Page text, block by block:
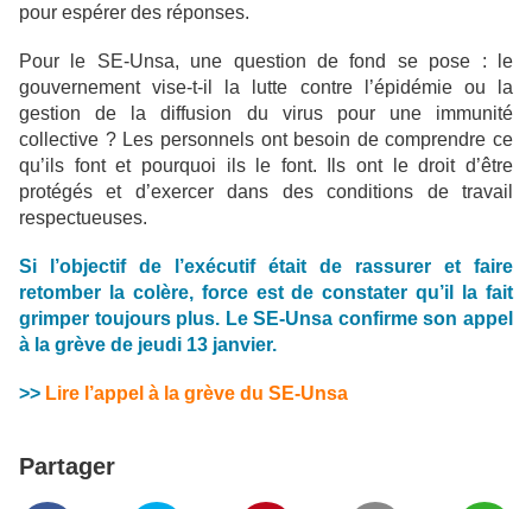
pour espérer des réponses.
Pour le SE-Unsa, une question de fond se pose : le
gouvernement vise-t-il la lutte contre l’épidémie ou la
gestion de la diffusion du virus pour une immunité
collective ? Les personnels ont besoin de comprendre ce
qu’ils font et pourquoi ils le font. Ils ont le droit d’être
protégés et d’exercer dans des conditions de travail
respectueuses.
Si l’objectif de l’exécutif était de rassurer et faire
retomber la colère, force est de constater qu’il la fait
grimper toujours plus. Le SE-Unsa confirme son appel
à la grève de jeudi 13 janvier.
>> Lire l’appel à la grève du SE-Unsa
Partager